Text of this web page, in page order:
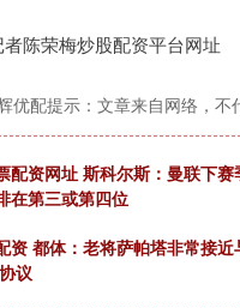
陈荣梅炒股配资平台网址
优配提示：文章来自网络，不
配资网址 斯科尔斯：曼联下赛
在第三或第四位
资 都体：老将萨帕塔非常接
议